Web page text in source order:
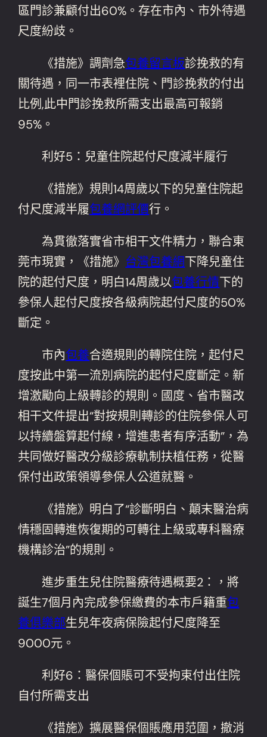
區門診兼顧付出60%。存在市內、市外待遇
尺度紛歧。
《措施》調劑急包養留言板診挽救的有
關待遇，同一市表裡住院、門診挽救的付出
比例,此中門診挽救所需支出最高可報銷
95%。
利好5：兒童住院起付尺度減半履行
《措施》規則14周歲以下的兒童住院起
付尺度減半履包養網評價行。
為貫徹落實省市相干文件精力，聯合東
莞市現實，《措施》 台灣包養網下降兒童住
院的起付尺度，明白14周歲以包養行情下的
參保人起付尺度按各級病院起付尺度的50%
斷定。
市內包養合適規則的轉院住院，起付尺
度按此中第一流別病院的起付尺度斷定。新
增激勵向上級轉診的規則。國度、省市醫改
相干文件提出“對按規則轉診的住院參保人可
以持續盤算起付線，增進患者有序活動”，為
共同做好醫改分級診療軌制扶植任務，從醫
保付出政策領導參保人公道就醫。
《措施》明白了“診斷明白、顛末醫治病
情穩固轉進恢復期的可轉往上級或專科醫療
機構診治”的規則。
進步重生兒住院醫療待遇概要2：，將
誕生7個月內完成參保繳費的本市戶籍重包
養俱樂部生兒年夜病保險起付尺度降至
9000元。
利好6：醫保個賬可不受拘束付出住院
自付所需支出
《措施》擴展醫保個賬應用范圍，撤消